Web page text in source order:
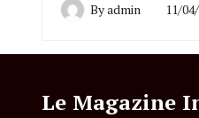
Byadmin 11/
Le Magazine